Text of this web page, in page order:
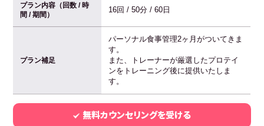
プラン内容（回数 / 時
間 / 期間）
16回 / 50分 / 60日
プラン補足
パーソナル食事管理2ヶ月がついてきま
す。
また、トレーナーが厳選したプロテイ
ンをトレーニング後に提供いたしま
す。
無料カウンセリングを受ける